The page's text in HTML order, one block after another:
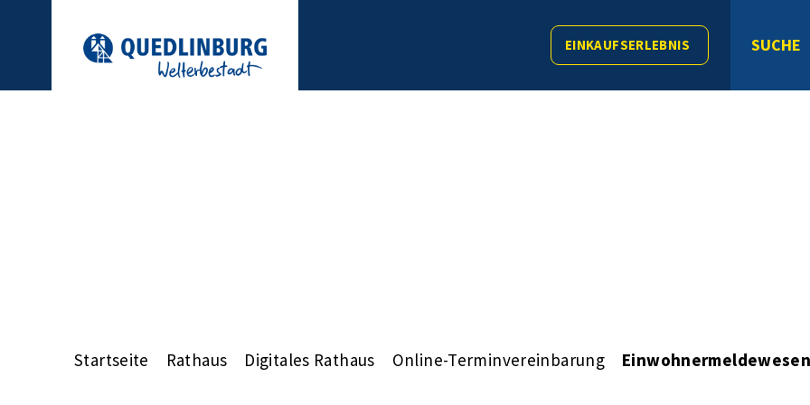
EINKAUFSERLEBNIS SUCHE
Startseite Rathaus Digitales Rathaus Online-Terminvereinbarung Einwohnermeldewesen